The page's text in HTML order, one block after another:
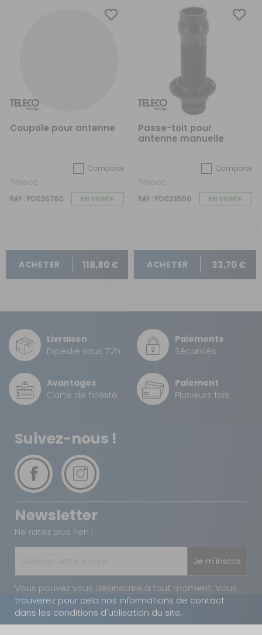
Coupole pour antenne
Comparer
Teleco
Réf : PD036760 EN STOCK
ACHETER 118,80 €
Passe-toit pour
antenne manuelle
Comparer
Teleco
Réf : PD023560 EN STOCK
ACHETER 33,70 €
Livraison
Expédié sous 72h
Paiements
Sécurisés
Avantages
Carte de fidélité
Paiement
Plusieurs fois
Suivez-nous !
Newsletter
Ne ratez plus rien !
Je m'inscris
Vous pouvez vous désinscrire à tout moment. Vous
trouverez pour cela nos informations de contact
dans les conditions d'utilisation du site.